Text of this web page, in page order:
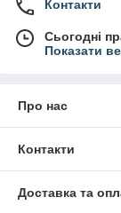
Контакти
Сьогодні
Показати
Про нас
Контакти
Доставка та